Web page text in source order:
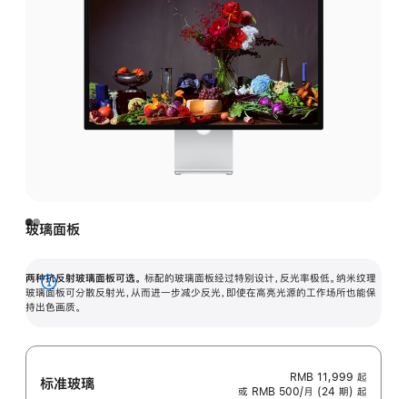
玻璃面板
两种抗反射玻璃面板可选。 标配的玻璃面板经过特别设计，反光率极低。纳米纹理
玻璃面板可分散反射光，从而进一步减少反光，即使在高亮光源的工作场所也能保
持出色画质。
展
开
标准玻璃 RMB 11,999 起
或 RMB 500/月 (24 期) 起